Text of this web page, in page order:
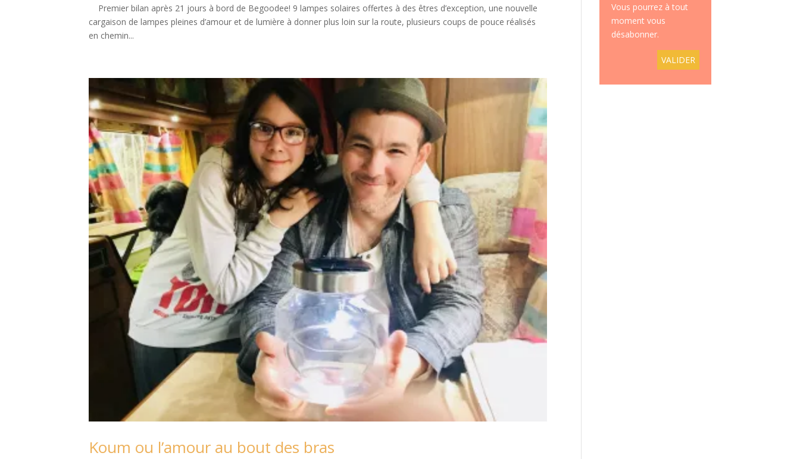
Premier bilan après 21 jours à bord de Begoodee! 9 lampes solaires offertes à des êtres d’exception, une nouvelle
cargaison de lampes pleines d’amour et de lumière à donner plus loin sur la route, plusieurs coups de pouce réalisés
en chemin...
Koum ou l’amour au bout des bras
Vous pourrez à tout
moment vous
désabonner.